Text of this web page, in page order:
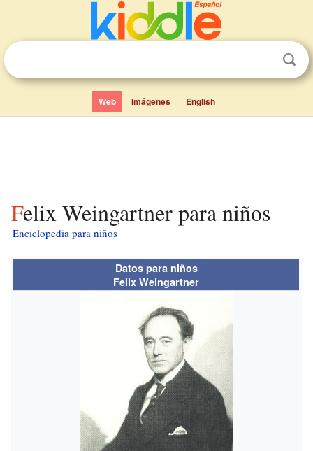
Web Imágenes English
Felix Weingartner para niños
Enciclopedia para niños
Datos para niños
Felix Weingartner